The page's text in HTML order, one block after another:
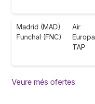
Madrid (MAD)
Funchal (FNC)
Air
Europa
TAP
Veure més ofertes